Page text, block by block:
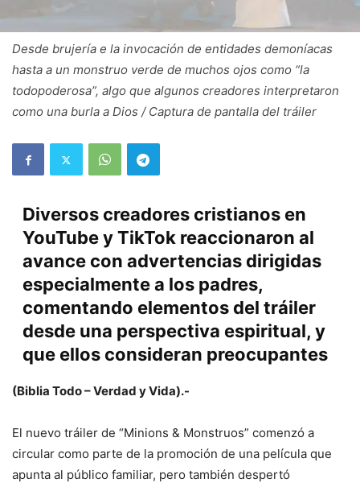
Desde brujería e la invocación de entidades demoníacas
hasta a un monstruo verde de muchos ojos como “la
todopoderosa”, algo que algunos creadores interpretaron
como una burla a Dios / Captura de pantalla del tráiler
Diversos creadores cristianos en
YouTube y TikTok reaccionaron al
avance con advertencias dirigidas
especialmente a los padres,
comentando elementos del tráiler
desde una perspectiva espiritual, y
que ellos consideran preocupantes
(Biblia Todo – Verdad y Vida).-
El nuevo tráiler de “Minions & Monstruos” comenzó a
circular como parte de la promoción de una película que
apunta al público familiar, pero también despertó